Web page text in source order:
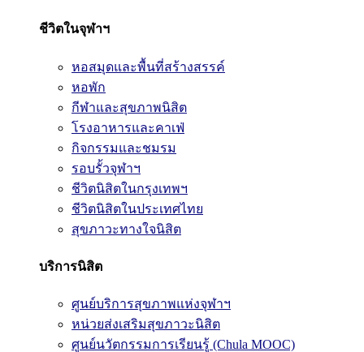
ชีวิตในจุฬาฯ
หอสมุดและพื้นที่สร้างสรรค์
หอพัก
กีฬาและสุขภาพนิสิต
โรงอาหารและคาเฟ่
กิจกรรมและชมรม
รอบรั้วจุฬาฯ
ชีวิตนิสิตในกรุงเทพฯ
ชีวิตนิสิตในประเทศไทย
สุขภาวะทางใจนิสิต
บริการนิสิต
ศูนย์บริการสุขภาพแห่งจุฬาฯ
หน่วยส่งเสริมสุขภาวะนิสิต
ศูนย์นวัตกรรมการเรียนรู้ (Chula MOOC)